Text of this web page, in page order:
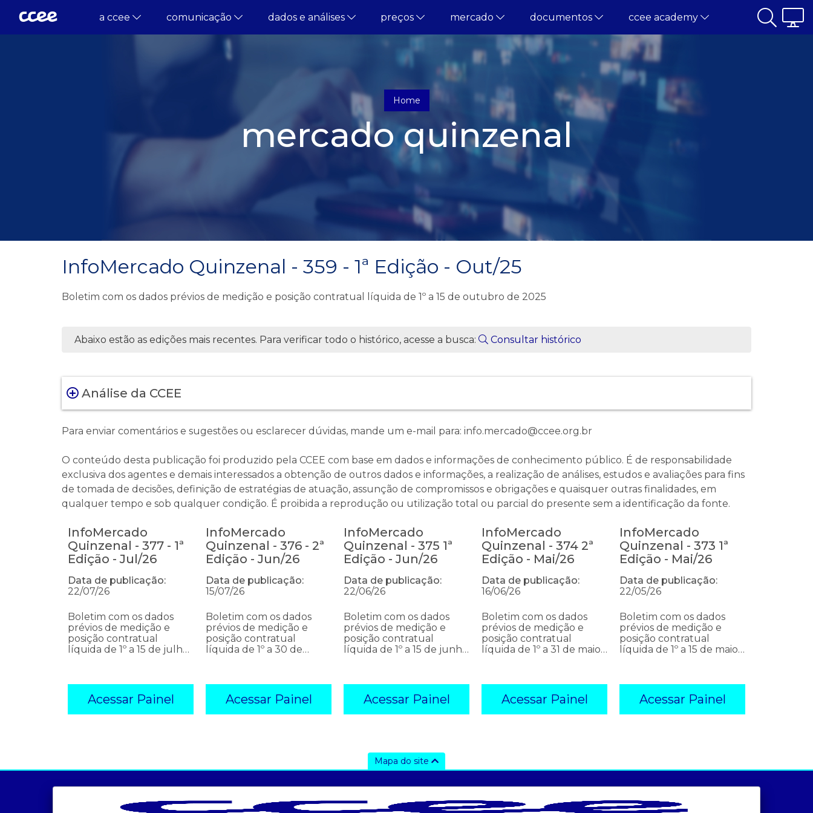
a ccee comunicação dados e análises preços mercado documentos ccee academy
Home
mercado quinzenal
InfoMercado Quinzenal - 359 - 1ª Edição - Out/25
Boletim com os dados prévios de medição e posição contratual líquida de 1º a 15 de outubro de 2025
Abaixo estão as edições mais recentes. Para verificar todo o histórico, acesse a busca: Consultar histórico
Análise da CCEE
Para enviar comentários e sugestões ou esclarecer dúvidas, mande um e-mail para: info.mercado@ccee.org.br
O conteúdo desta publicação foi produzido pela CCEE com base em dados e informações de conhecimento público. É de responsabilidade
exclusiva dos agentes e demais interessados a obtenção de outros dados e informações, a realização de análises, estudos e avaliações para fins
de tomada de decisões, definição de estratégias de atuação, assunção de compromissos e obrigações e quaisquer outras finalidades, em
qualquer tempo e sob qualquer condição. É proibida a reprodução ou utilização total ou parcial do presente sem a identificação da fonte.
InfoMercado
Quinzenal - 377 - 1ª
Edição - Jul/26
Data de publicação:
22/07/26
Boletim com os dados
prévios de medição e
posição contratual
líquida de 1º a 15 de julho
Acessar Painel
InfoMercado
Quinzenal - 376 - 2ª
Edição - Jun/26
Data de publicação:
15/07/26
Boletim com os dados
prévios de medição e
posição contratual
líquida de 1º a 30 de
Acessar Painel
InfoMercado
Quinzenal - 375 1ª
Edição - Jun/26
Data de publicação:
22/06/26
Boletim com os dados
prévios de medição e
posição contratual
líquida de 1º a 15 de junho
Acessar Painel
InfoMercado
Quinzenal - 374 2ª
Edição - Mai/26
Data de publicação:
16/06/26
Boletim com os dados
prévios de medição e
posição contratual
líquida de 1º a 31 de maio
Acessar Painel
InfoMercado
Quinzenal - 373 1ª
Edição - Mai/26
Data de publicação:
22/05/26
Boletim com os dados
prévios de medição e
posição contratual
líquida de 1º a 15 de maio
Acessar Painel
Mapa do site